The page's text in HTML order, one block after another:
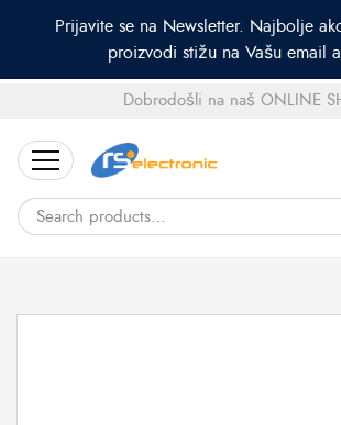
Prijavite se na Newsletter. Najbolje
proizvodi stižu na Vašu email
Dobrodošli na naš ONLINE
for: